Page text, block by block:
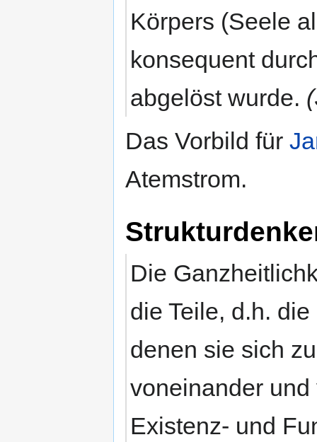
Körpers (Seele
konsequent
abgelöst wurde.
Das Vorbild für
Atemstrom.
Die
die Teile, d.h.
denen sie sich
voneinander
Existenz- und